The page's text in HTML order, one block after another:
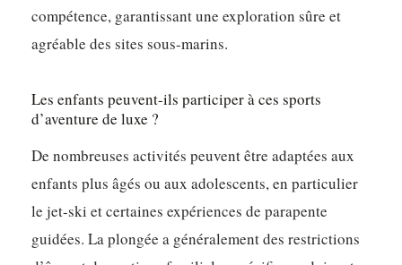
compétence, garantissant une exploration sûre et
agréable des sites sous-marins.
Les enfants peuvent-ils participer à ces sports
d’aventure de luxe ?
De nombreuses activités peuvent être adaptées aux
enfants plus âgés ou aux adolescents, en particulier
le jet-ski et certaines expériences de parapente
guidées. La plongée a généralement des restrictions